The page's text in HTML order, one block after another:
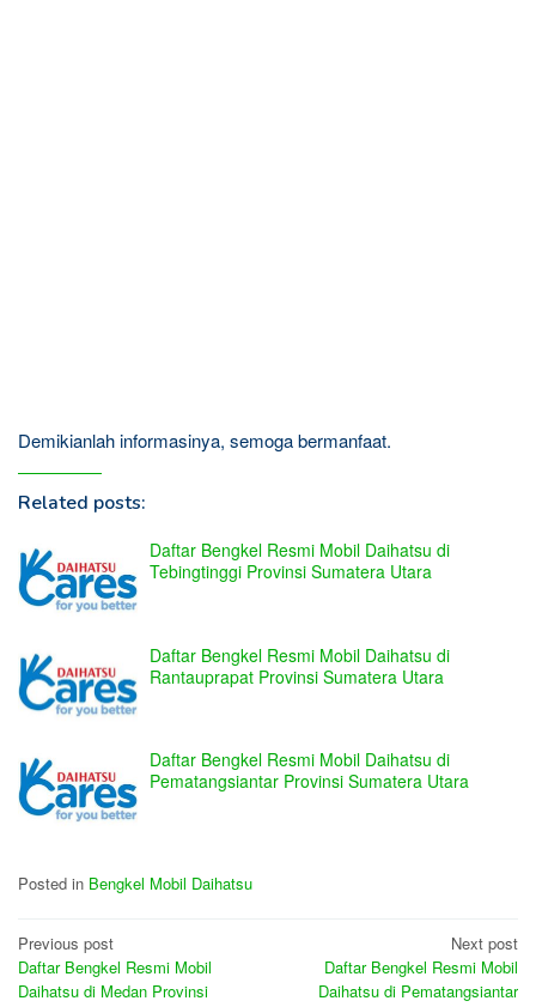
Demikianlah informasinya, semoga bermanfaat.
Related posts:
Daftar Bengkel Resmi Mobil Daihatsu di
Tebingtinggi Provinsi Sumatera Utara
Daftar Bengkel Resmi Mobil Daihatsu di
Rantauprapat Provinsi Sumatera Utara
Daftar Bengkel Resmi Mobil Daihatsu di
Pematangsiantar Provinsi Sumatera Utara
Posted in Bengkel Mobil Daihatsu
Post
navigation
Previous post
Daftar Bengkel Resmi Mobil
Daihatsu di Medan Provinsi
Next post
Daftar Bengkel Resmi Mobil
Daihatsu di Pematangsiantar